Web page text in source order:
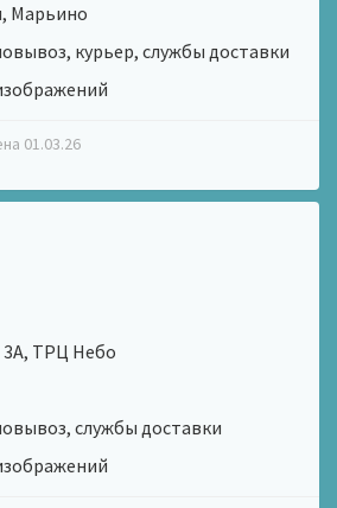
Марьино
курьер, службы доставки
01.03.26
3А, ТРЦ Небо
службы доставки